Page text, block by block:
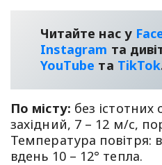
Читайте нас у
Instagram та
YouТube та TikTok
По місту: без істотних
західний, 7 – 12 м/с,
Температура повітря:
вдень 10 – 12° тепла.